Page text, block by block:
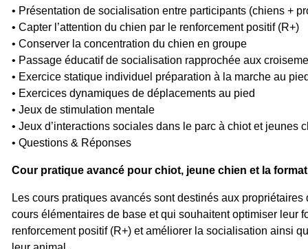
• Présentation de socialisation entre participants (chiens +
• Capter l’attention du chien par le renforcement positif (R+)
• Conserver la concentration du chien en groupe
• Passage éducatif de socialisation rapprochée aux
• Exercice statique individuel préparation à la marche au
• Exercices dynamiques de déplacements au pied
• Jeux de stimulation mentale
• Jeux d’interactions sociales dans le parc à chiot et jeunes
• Questions & Réponses
Cour pratique avancé pour chiot, jeune chien et la
Les cours pratiques avancés sont destinés aux propriétaires
cours élémentaires de base et qui souhaitent optimiser leur
renforcement positif (R+) et améliorer la socialisation ainsi